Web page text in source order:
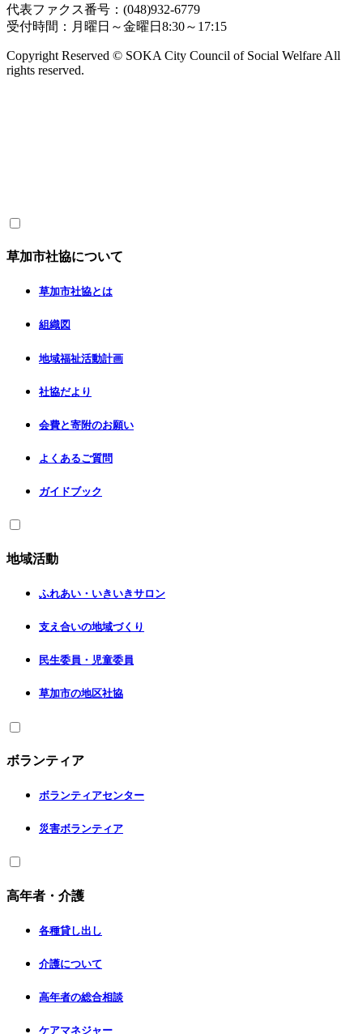
代表ファクス番号：(048)932-6779
受付時間：月曜日～金曜日8:30～17:15
Copyright Reserved © SOKA City Council of Social Welfare All
rights reserved.
草加市社協について
草加市社協とは
組織図
地域福祉活動計画
社協だより
会費と寄附のお願い
よくあるご質問
ガイドブック
地域活動
ふれあい・いきいきサロン
支え合いの地域づくり
民生委員・児童委員
草加市の地区社協
ボランティア
ボランティアセンター
災害ボランティア
高年者・介護
各種貸し出し
介護について
高年者の総合相談
ケアマネジャー